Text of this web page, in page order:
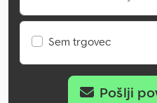
Sem trgovec
Pošlji